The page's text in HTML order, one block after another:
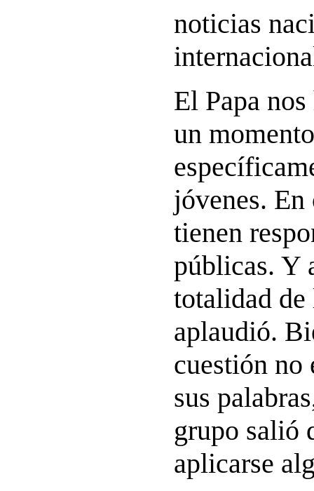
noticias
El Papa
un
jóvenes. En
tienen
públicas. Y
totalidad
aplaudió.
cuestión no
sus
grupo salió
aplicarse